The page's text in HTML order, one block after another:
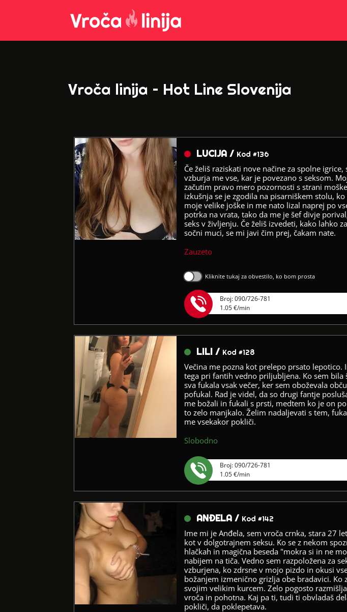
Vroča linija – Hot Line Slovenija
LUCIJA / Kod #136
Če želiš raziskati nove načine za spolne
vzburja me vse, kar je povezano s seksom.
začutim pravo mero pozornosti s strani
izkušnja se je zgodila na pisarniškem stolu,
moje velike joške in me nato lizal naprej po
potrka na vrata, tako da me je šef divje
seks v življenju. Če želiš izvedeti, kako lahko
sočni muci, se mi javi čim prej, čakam nate.
Zauzeto
Kliknite tukaj za obvestilo, ko bom prosta
Broj: 090/726-781
1.05 €/min
LILI / Kod #128
Večina me pozna kot prelepo prsato
tega pri fantih vedno priljubljena. Ko sem bila
sva fukala vsak večer, ker sem oboževala
pofukal. Rad je videl, da so drugi fantje
me božali in fukali s prsti, medtem ko je on
to zelo manjkalo. Želim nadaljevati s tem,
me vsekakor pokliči.
Slobodno
Broj: 090/726-781
1.05 €/min
ANĐELA / Kod #142
Ime mi je Anđela, sem vroča crnka, stara 27
kot v dolgotrajnem seksu. Ko se z nekom
hlačkah in magična beseda "mokra si in ne
nabijem na tiča. Vedno sem razpoložena za
vzburjena, ko zdrsne v mojo pizdo in okusi
božanjem izmenično grizlja obe bradavici.
svojim velikim kurcem. Zelo pogosto
vroča in pohotna. Kaj pa ti, tudi ti obvladaš
pokliči, da poklepetava.